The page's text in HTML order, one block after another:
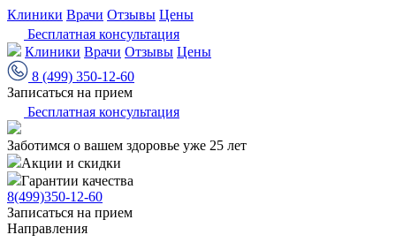
Клиники Врачи Отзывы Цены
Бесплатная консультация
Клиники Врачи Отзывы Цены
8 (499) 350-12-60
Записаться на прием
Бесплатная консультация
Заботимся о вашем здоровье уже 25 лет
Акции и скидки
Гарантии качества
8(499)350-12-60
Записаться на прием
Направления